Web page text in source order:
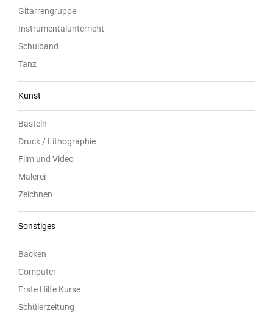
Gitarrengruppe
Instrumentalunterricht
Schulband
Tanz
Kunst
Basteln
Druck / Lithographie
Film und Video
Malerei
Zeichnen
Sonstiges
Backen
Computer
Erste Hilfe Kurse
Schülerzeitung